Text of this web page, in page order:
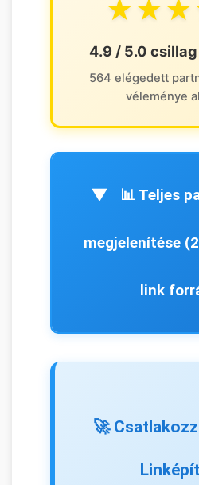
4.9 / 5.0
564 elégedett
véleménye
📊 Teljes
megjelenítése
link
🚀